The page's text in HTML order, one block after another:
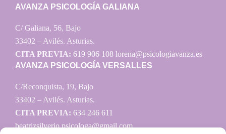
AVANZA PSICOLOGÍA GALIANA
C/ Galiana, 56, Bajo
33402 – Avilés. Asturias.
CITA PREVIA: 619 906 108 lorena@psicologiavanza.es
AVANZA PSICOLOGÍA VERSALLES
C/Reconquista, 19, Bajo
33402 – Avilés. Asturias.
CITA PREVIA: 634 246 611
beatrizsilverio.psicologa@gmail.com